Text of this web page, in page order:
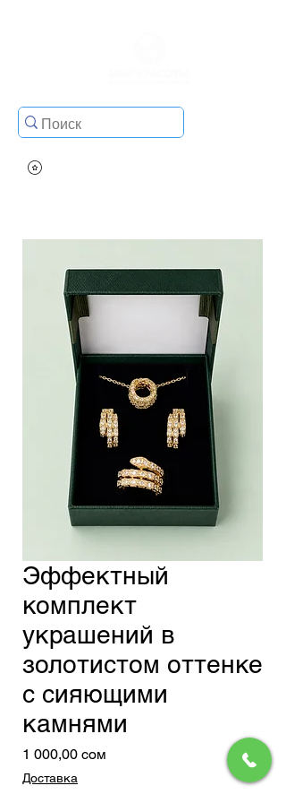
Эффектный
комплект
украшений в
золотистом оттенке
с сияющими
камнями
1 000,00 сом
Доставка